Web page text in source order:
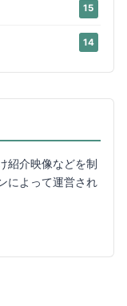
15
14
紹介映像などを制
によって運営され